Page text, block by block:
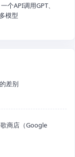
个API调用GPT、
模型
差别
商店（Google